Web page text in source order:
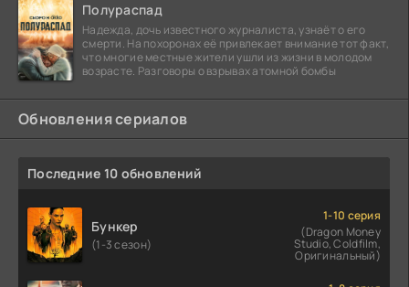
Полураспад
Надежда, дочь известного журналиста, узнаёт о его
смерти. На похоронах её привлекает внимание тот факт,
что многие местные жители ушли из жизни в молодом
возрасте. Разговоры о взрывах атомной бомбы
Обновления сериалов
Последние 10 обновлений
Бункер
(1-3 сезон)
1-10 серия
(Dragon Money
Studio, Coldfilm,
Оригинальный)